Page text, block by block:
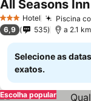
3 EstrelasHotel Piscina
All Seasons
6,9 535 a 2.1
Selecione as
exatos.
Escolha popular